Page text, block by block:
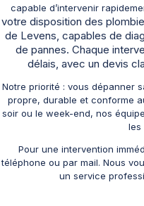
capable d’intervenir
votre disposition des
de Levens, capables de
de pannes. Chaque
délais, avec un devis
Notre priorité : vous dépanner
propre, durable et conforme
soir ou le week-end, nos
les
Pour une intervention
téléphone ou par mail. Nous
un service